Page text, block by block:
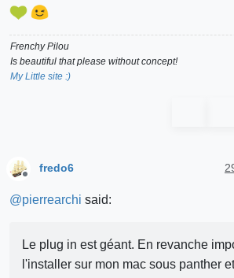
Frenchy Pilou
Is beautiful that please without concept!
My Little site :)
Offline
fredo6
@pierrearchi said:
Le plug in est géant. En revanche
l'installer sur mon mac sous panther